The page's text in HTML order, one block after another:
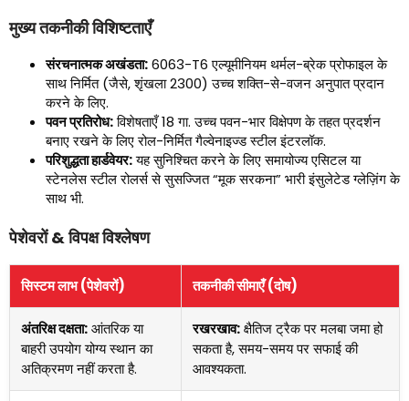
मुख्य तकनीकी विशिष्टताएँ
संरचनात्मक अखंडता:6063-T6 एल्यूमीनियम थर्मल-ब्रेक प्रोफाइल के
साथ निर्मित (जैसे, शृंखला 2300) उच्च शक्ति-से-वजन अनुपात प्रदान
करने के लिए.
पवन प्रतिरोध:विशेषताएँ 18 गा. उच्च पवन-भार विक्षेपण के तहत प्रदर्शन
बनाए रखने के लिए रोल-निर्मित गैल्वेनाइज्ड स्टील इंटरलॉक.
परिशुद्धता हार्डवेयर:यह सुनिश्चित करने के लिए समायोज्य एसिटल या
स्टेनलेस स्टील रोलर्स से सुसज्जित “मूक सरकना” भारी इंसुलेटेड ग्लेज़िंग के
साथ भी.
पेशेवरों & विपक्ष विश्लेषण
सिस्टम लाभ (पेशेवरों) तकनीकी सीमाएँ (दोष)
अंतरिक्ष दक्षता:आंतरिक या
बाहरी उपयोग योग्य स्थान का
अतिक्रमण नहीं करता है.
रखरखाव:क्षैतिज ट्रैक पर मलबा जमा हो
सकता है, समय-समय पर सफाई की
आवश्यकता.